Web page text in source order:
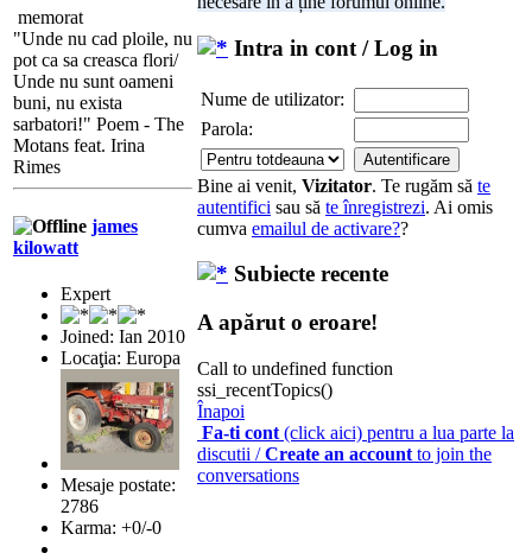
memorat
"Unde nu cad ploile, nu
pot ca sa creasca flori/
Unde nu sunt oameni
buni, nu exista
sarbatori!" Poem - The
Motans feat. Irina
Rimes
james
kilowatt
Expert
Joined: Ian 2010
Locaţia: Europa
Mesaje postate:
2786
Karma: +0/-0
Intra in cont / Log in
Nume de utilizator:
Parola:
Bine ai venit, Vizitator. Te rugăm să te
autentifici sau să te înregistrezi. Ai omis
cumva emailul de activare??
Subiecte recente
A apărut o eroare!
Call to undefined function
ssi_recentTopics()
Înapoi
Fa-ti cont (click aici) pentru a lua parte la
discutii /Create an account to join the
conversations